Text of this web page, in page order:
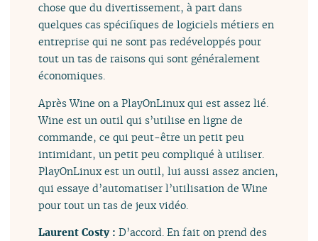
chose que du divertissement, à part dans
quelques cas spécifiques de logiciels métiers en
entreprise qui ne sont pas redéveloppés pour
tout un tas de raisons qui sont généralement
économiques.
Après Wine on a PlayOnLinux qui est assez lié.
Wine est un outil qui s’utilise en ligne de
commande, ce qui peut-être un petit peu
intimidant, un petit peu compliqué à utiliser.
PlayOnLinux est un outil, lui aussi assez ancien,
qui essaye d’automatiser l’utilisation de Wine
pour tout un tas de jeux vidéo.
Laurent Costy :D’accord. En fait on prend des